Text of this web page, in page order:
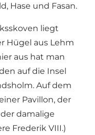
Hase und Fasan.
liegt
Hügel aus Lehm
aus hat man
auf die Insel
Auf dem
Pavillon, der
damalige
Frederik VIII.)